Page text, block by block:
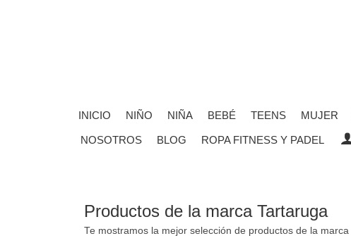
INICIO NIÑO NIÑA BEBÉ TEENS MUJER
NOSOTROS BLOG ROPA FITNESS Y PADEL
Productos de la marca Tartaruga
Te mostramos la mejor selección de productos de la marca